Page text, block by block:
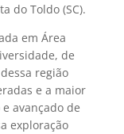
do Toldo (SC).
em Área
de
região
e a maior
avançado de
exploração